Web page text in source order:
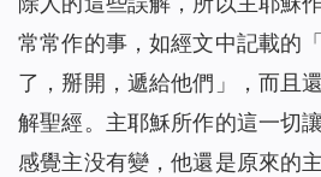
常常作的事，如經文中記載的
了，掰開，遞給他們」，而且
解聖經。主耶穌所作的這一切
感覺主没有變，他還是原來的